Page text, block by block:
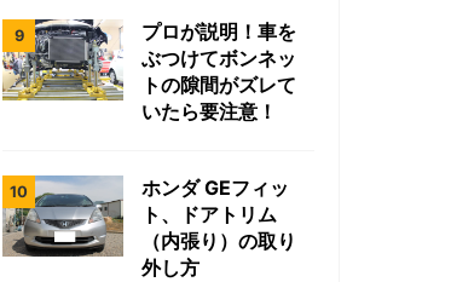
プロが説明！車を
ぶつけてボンネッ
トの隙間がズレて
いたら要注意！
ホンダ GEフィッ
ト、ドアトリム
（内張り）の取り
外し方